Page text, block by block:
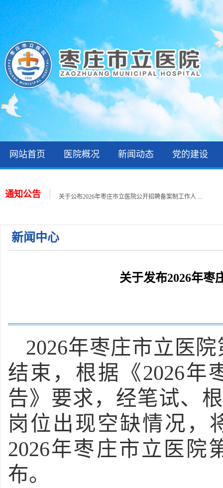
网站首页 医院概况 新闻动态 党的建设
通知公告 关于公布2026年枣庄市立医院公开招聘备案制工作人 ...
关于公布2026年枣庄市立医院第一批急需紧缺人才招 ...
2026年枣庄市立医院住院医师规范化培训学员招收简 ...
关于公布2026年枣庄市立医院第一批急需紧缺人才招 ...
关于公布2026年枣庄市立医院第一批急需紧缺人才招 ...
新闻中心
关于发布2026年枣
2026年枣庄市立医
结束，根据《2026年
告》要求，经笔试、
岗位出现空缺情况，
2026年枣庄市立医院
布。